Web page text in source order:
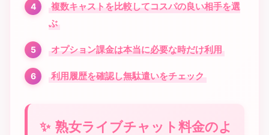
複数キャストを比較してコスパの良い相手を選
ぶ
オプション課金は本当に必要な時だけ利用
利用履歴を確認し無駄遣いをチェック
熟女ライブチャット料金のよ